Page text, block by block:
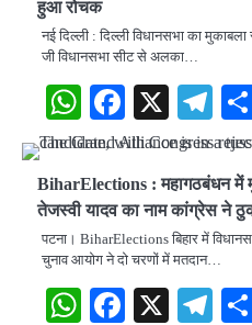
हुआ रोचक
नई दिल्ली : दिल्ली विधानसभा का
जी विधानसभा सीट से अलका…
WhatsApp
Facebook
X
BiharElections : महागठबंधन में
तेजस्वी यादव का नाम कांग्रेस ने
पटना। BiharElections बिहार में
चुनाव आयोग ने दो चरणों में मतदान…
WhatsApp
Facebook
X